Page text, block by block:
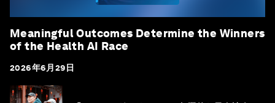
Meaningful Outcomes Determine the Winners
of the Health AI Race
2026年6月29日